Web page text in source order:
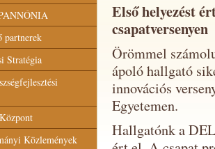
partnerek
Stratégia
Közlemények
Első helyezést
csapatversenyen
Örömmel
ápoló hallgató
innovációs
Egyetemen.
Hallgatónk a